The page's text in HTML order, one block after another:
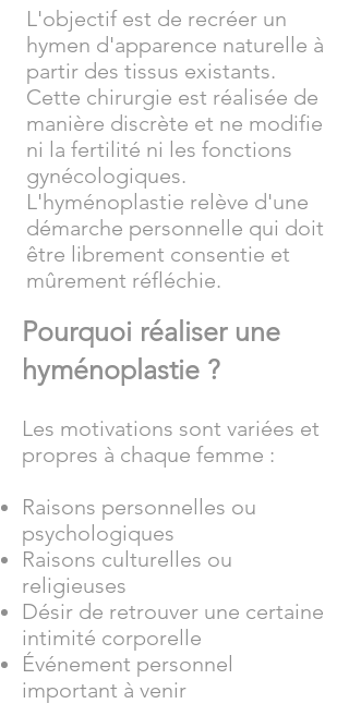
L'objectif est de recréer un
hymen d'apparence naturelle à
partir des tissus existants.
Cette chirurgie est réalisée de
manière discrète et ne modifie
ni la fertilité ni les fonctions
gynécologiques.
L'hyménoplastie relève d'une
démarche personnelle qui doit
être librement consentie et
mûrement réfléchie.
Pourquoi réaliser une
hyménoplastie ?
Les motivations sont variées et
propres à chaque femme :
Raisons personnelles ou
psychologiques
Raisons culturelles ou
religieuses
Désir de retrouver une certaine
intimité corporelle
Événement personnel
important à venir